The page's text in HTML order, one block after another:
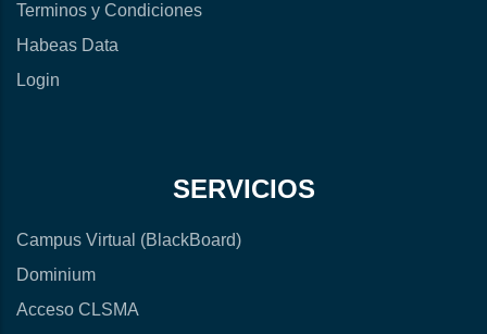
Terminos y Condiciones
Habeas Data
Login
SERVICIOS
Campus Virtual (BlackBoard)
Dominium
Acceso CLSMA